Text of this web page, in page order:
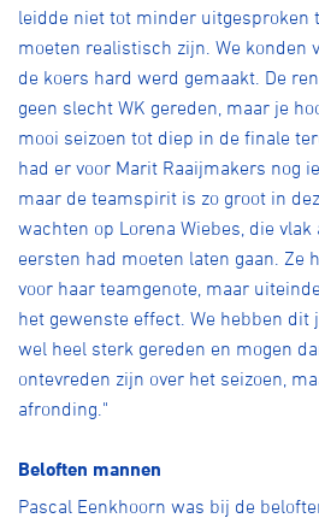
leidde niet tot minder uitgesproken
moeten realistisch zijn. We konden
de koers hard werd gemaakt. De
geen slecht WK gereden, maar je
mooi seizoen tot diep in de finale
had er voor Marit Raaijmakers nog
maar de teamspirit is zo groot in
wachten op Lorena Wiebes, die vlak
eersten had moeten laten gaan. Ze
voor haar teamgenote, maar
het gewenste effect. We hebben dit
wel heel sterk gereden en mogen
ontevreden zijn over het seizoen,
afronding."
Beloften mannen
Pascal Eenkhoorn was bij de